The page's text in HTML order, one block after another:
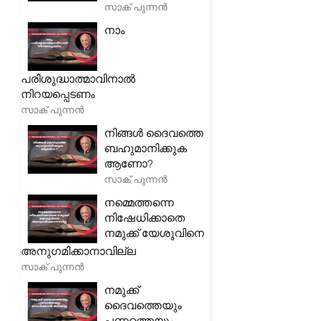
സാക് പുന്നൻ
നാം
പരിശുദ്ധാത്മാവിനാൽ
നിറയപ്പെടണം
സാക് പുന്നൻ
നിങ്ങൾ ദൈവത്തെ
ബഹുമാനിക്കുക
ആണോ?
സാക് പുന്നൻ
നമ്മെത്തന്നെ
നിഷേധിക്കാതെ
നമുക്ക് യേശുവിനെ
അനുഗമിക്കാനാവില്ല
സാക് പുന്നൻ
നമുക്ക്
ദൈവത്തെയും